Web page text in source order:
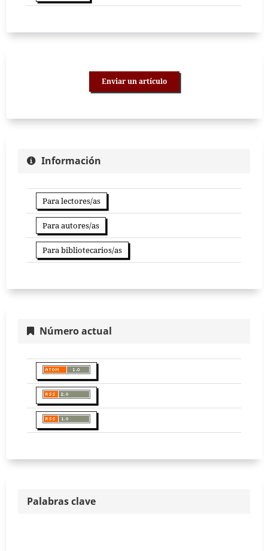
Enviar un artículo
Información
Para lectores/as
Para autores/as
Para bibliotecarios/as
Número actual
Palabras clave